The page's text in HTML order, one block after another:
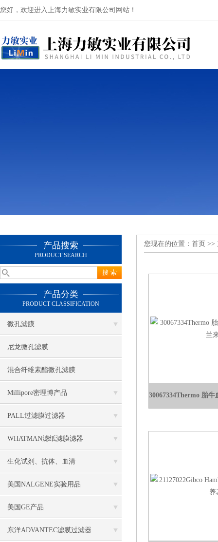
您好，欢迎进入上海力敏实业有限公司网站！
产品搜索
PRODUCT SEARCH
产品分类
PRODUCT CLASSIFICATION
微孔滤膜
尼龙微孔滤膜
混合纤维素酯微孔滤膜
Millipore密理博产品
PALL过滤膜过滤器
WHATMAN滤纸滤膜滤器
生化试剂、抗体、血清
美国NALGENE实验用品
美国GE产品
东洋ADVANTEC滤膜过滤器
您现在的位置： 首页 >>